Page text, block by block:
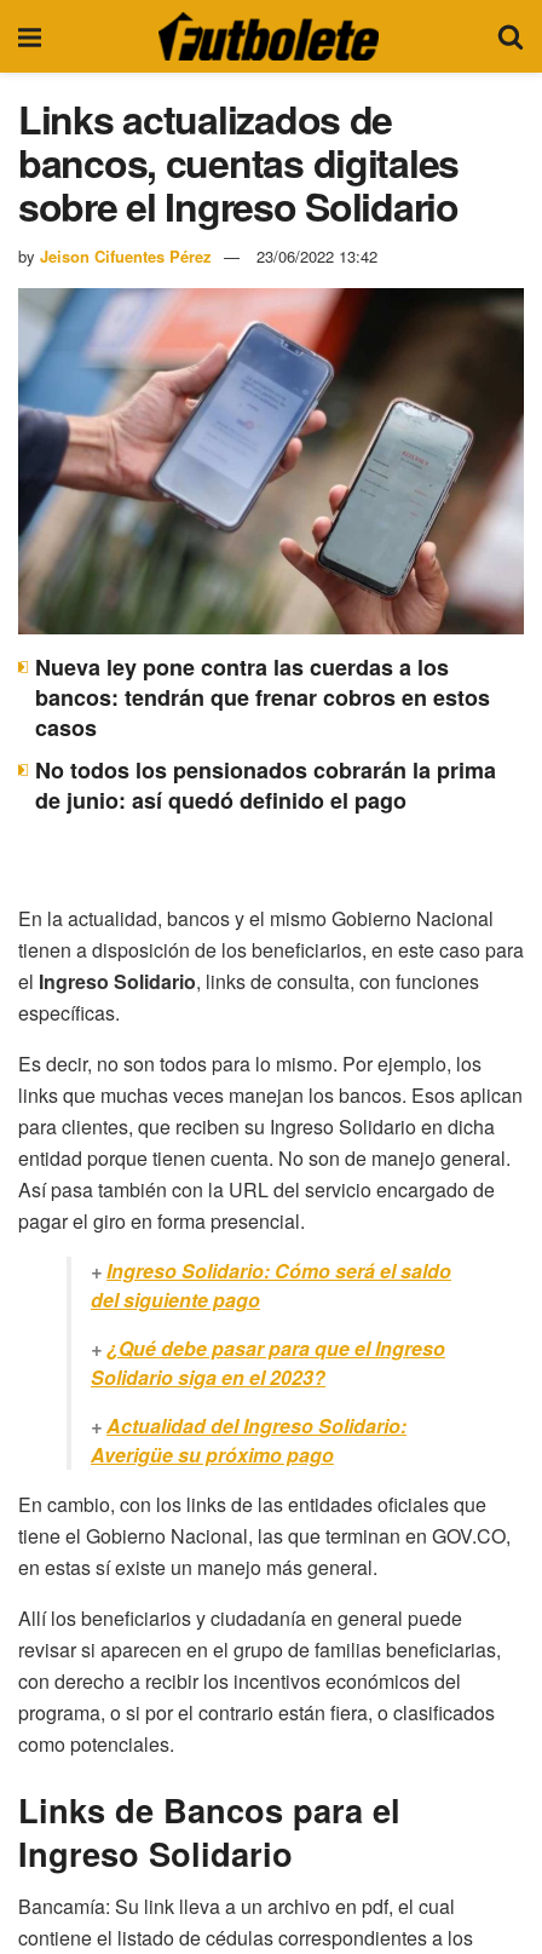
Links actualizados de
bancos, cuentas digitales
sobre el Ingreso Solidario
by Jeison Cifuentes Pérez 23/06/2022 13:42
Nueva ley pone contra las cuerdas a los
bancos: tendrán que frenar cobros en estos
casos
No todos los pensionados cobrarán la prima
de junio: así quedó definido el pago
En la actualidad, bancos y el mismo Gobierno Nacional
tienen a disposición de los beneficiarios, en este caso para
el Ingreso Solidario, links de consulta, con funciones
específicas.
Es decir, no son todos para lo mismo. Por ejemplo, los
links que muchas veces manejan los bancos. Esos aplican
para clientes, que reciben su Ingreso Solidario en dicha
entidad porque tienen cuenta. No son de manejo general.
Así pasa también con la URL del servicio encargado de
pagar el giro en forma presencial.
+Ingreso Solidario: Cómo será el saldo
del siguiente pago
+¿Qué debe pasar para que el Ingreso
Solidario siga en el 2023?
+Actualidad del Ingreso Solidario:
Averigüe su próximo pago
En cambio, con los links de las entidades oficiales que
tiene el Gobierno Nacional, las que terminan en GOV.CO,
en estas sí existe un manejo más general.
Allí los beneficiarios y ciudadanía en general puede
revisar si aparecen en el grupo de familias beneficiarias,
con derecho a recibir los incentivos económicos del
programa, o si por el contrario están fiera, o clasificados
como potenciales.
Links de Bancos para el
Ingreso Solidario
Bancamía: Su link lleva a un archivo en pdf, el cual
contiene el listado de cédulas correspondientes a los